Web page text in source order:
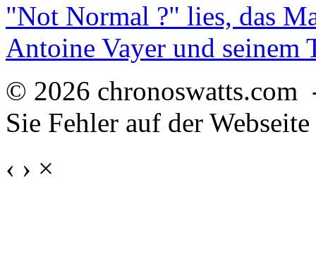
"Not Normal ?" lies, das
Antoine Vayer und seinem
© 2026
Sie Fehler auf der
‹ › ×